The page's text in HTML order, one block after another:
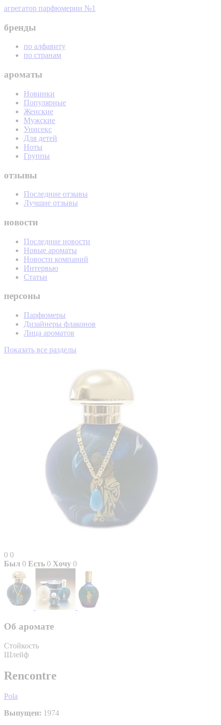
агрегатор парфюмерии №1
бренды
по алфавиту
по странам
ароматы
Новинки
Популярные
Женские
Мужские
Унисекс
Для детей
Ноты
Группы
отзывы
Последние отзывы
Лучшие отзывы
новости
Последние новости
Новые ароматы
Новости компаний
Интервью
Статьи
персоны
Парфюмеры
Дизайнеры флаконов
Лица ароматов
Показать все разделы
0 0
Был 0 Есть 0 Хочу 0
Об аромате
Стойкость
Шлейф
Rencontre
Pola
Выпущен: 1974